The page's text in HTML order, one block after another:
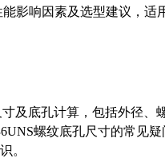
影响因素及选型建议，适
及底孔计算，包括外径、
螺纹底孔尺寸的常见
。